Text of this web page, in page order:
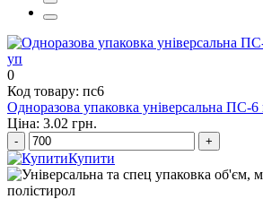
рідке мило 5 літрів ціна
0
Код товару: пс6
Одноразова упаковка універсальна ПС-
Ціна: 3.02 грн.
- +
Купити